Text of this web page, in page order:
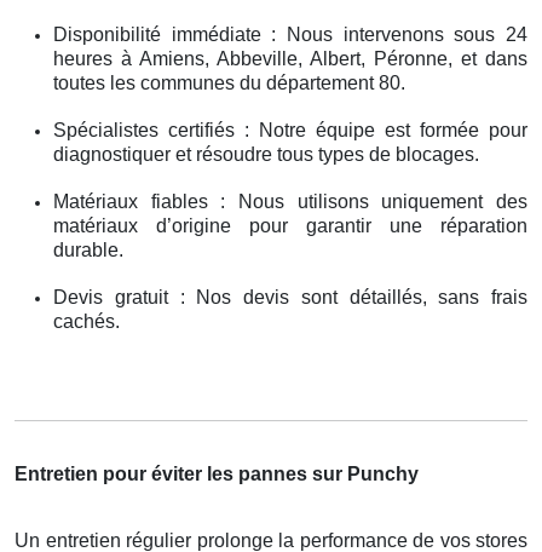
Disponibilité immédiate : Nous intervenons sous 24
heures à Amiens, Abbeville, Albert, Péronne, et dans
toutes les communes du département 80.
Spécialistes certifiés : Notre équipe est formée pour
diagnostiquer et résoudre tous types de blocages.
Matériaux fiables : Nous utilisons uniquement des
matériaux d’origine pour garantir une réparation
durable.
Devis gratuit : Nos devis sont détaillés, sans frais
cachés.
Entretien pour éviter les pannes sur Punchy
Un entretien régulier prolonge la performance de vos stores